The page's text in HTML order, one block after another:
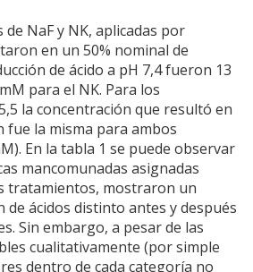
NaF y NK, aplicadas por
en un 50% nominal de
de ácido a pH 7,4 fueron 13
para el NK. Para los
la concentración que resultó en
fue la misma para ambos
En la tabla 1 se puede observar
mancomunadas asignadas
tratamientos, mostraron un
de ácidos distinto antes y después
Sin embargo, a pesar de las
cualitativamente (por simple
dentro de cada categoría no